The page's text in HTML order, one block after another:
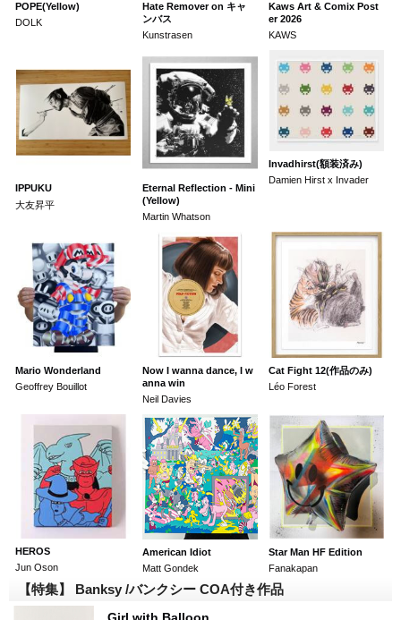
POPE(Yellow)
DOLK
Hate Remover on キャ
ンバス
Kunstrasen
Kaws Art & Comix Post
er 2026
KAWS
IPPUKU
大友昇平
Eternal Reflection - Mini
(Yellow)
Martin Whatson
Invadhirst(額装済み)
Damien Hirst x Invader
Mario Wonderland
Geoffrey Bouillot
Now I wanna dance, I w
anna win
Neil Davies
Cat Fight 12(作品のみ)
Léo Forest
HEROS
Jun Oson
American Idiot
Matt Gondek
Star Man HF Edition
Fanakapan
【特集】 Banksy /バンクシー COA付き作品